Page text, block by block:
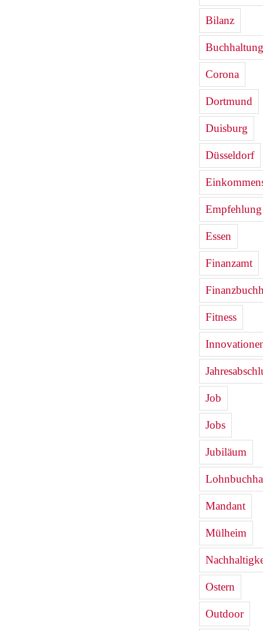
Bilanz
Buchhaltung
Corona
Dortmund
Duisburg
Düsseldorf
Empfehlung
Essen
Finanzamt
Fitness
Job
Jobs
Jubiläum
Mandant
Mülheim
Ostern
Outdoor